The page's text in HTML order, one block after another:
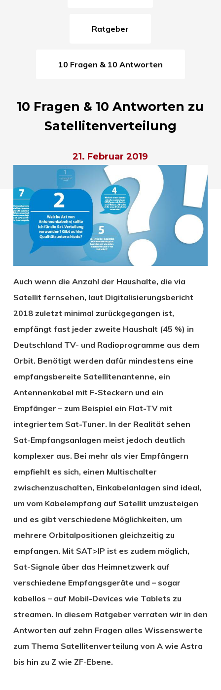
Ratgeber
10 Fragen & 10 Antworten
10 Fragen & 10 Antworten zu
Satellitenverteilung
21. Februar 2019
Auch wenn die Anzahl der Haushalte, die via
Satellit fernsehen, laut Digitalisierungsbericht
2018 zuletzt minimal zurückgegangen ist,
empfängt fast jeder zweite Haushalt (45 %) in
Deutschland TV- und Radioprogramme aus dem
Orbit. Benötigt werden dafür mindestens eine
empfangsbereite Satellitenantenne, ein
Antennenkabel mit F-Steckern und ein
Empfänger – zum Beispiel ein Flat-TV mit
integriertem Sat-Tuner. In der Realität sehen
Sat-Empfangsanlagen meist jedoch deutlich
komplexer aus. Bei mehr als vier Empfängern
empfiehlt es sich, einen Multischalter
zwischenzuschalten, Einkabelanlagen sind ideal,
um vom Kabelempfang auf Satellit umzusteigen
und es gibt verschiedene Möglichkeiten, um
mehrere Orbitalpositionen gleichzeitig zu
empfangen. Mit SAT>IP ist es zudem möglich,
Sat-Signale über das Heimnetzwerk auf
verschiedene Empfangsgeräte und – sogar
kabellos – auf Mobil-Devices wie Tablets zu
streamen. In diesem Ratgeber verraten wir in den
Antworten auf zehn Fragen alles Wissenswerte
zum Thema Satellitenverteilung von A wie Astra
bis hin zu Z wie ZF-Ebene.